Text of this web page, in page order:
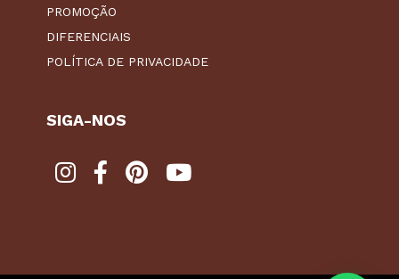
PROMOÇÃO
DIFERENCIAIS
POLÍTICA DE PRIVACIDADE
SIGA-NOS